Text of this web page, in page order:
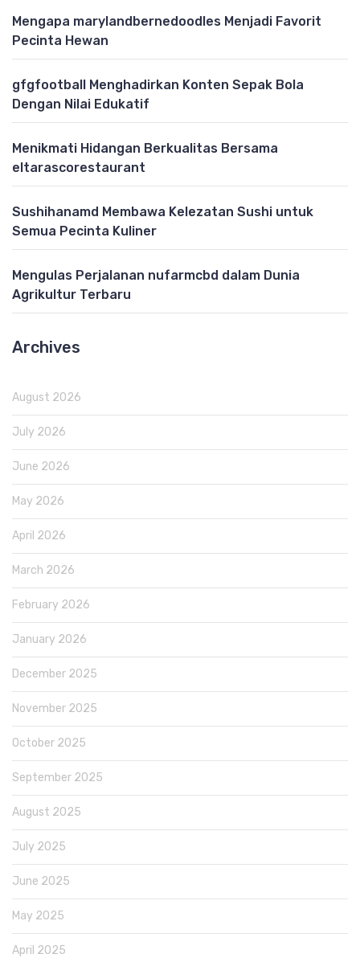
Mengapa marylandbernedoodles Menjadi Favorit
Pecinta Hewan
gfgfootball Menghadirkan Konten Sepak Bola
Dengan Nilai Edukatif
Menikmati Hidangan Berkualitas Bersama
eltarascorestaurant
Sushihanamd Membawa Kelezatan Sushi untuk
Semua Pecinta Kuliner
Mengulas Perjalanan nufarmcbd dalam Dunia
Agrikultur Terbaru
Archives
August 2026
July 2026
June 2026
May 2026
April 2026
March 2026
February 2026
January 2026
December 2025
November 2025
October 2025
September 2025
August 2025
July 2025
June 2025
May 2025
April 2025